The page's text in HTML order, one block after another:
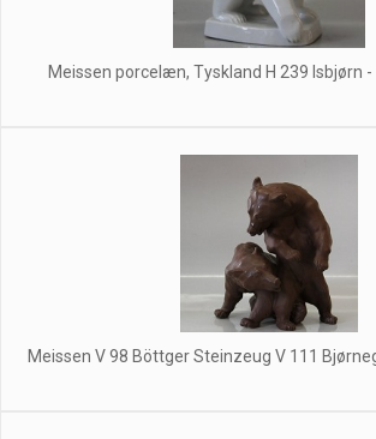
Meissen porcelæn, Tyskland H 239 Isbjørn -
Meissen V 98 Böttger Steinzeug V 111